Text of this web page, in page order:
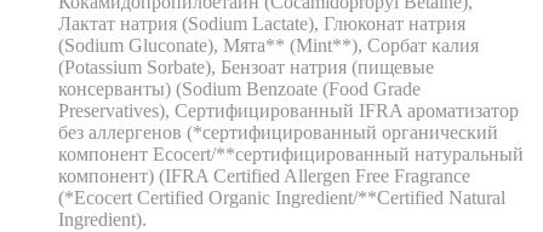
Лактат натрия (Sodium Lactate), Глюконат натрия
(Sodium Gluconate), Мята** (Mint**), Сорбат калия
(Potassium Sorbate), Бензоат натрия (пищевые
консерванты) (Sodium Benzoate (Food Grade
Preservatives), Сертифицированный IFRA ароматизатор
без аллергенов (*сертифицированный органический
компонент Ecocert/**сертифицированный натуральный
компонент) (IFRA Certified Allergen Free Fragrance
(*Ecocert Certified Organic Ingredient/**Certified Natural
Ingredient).